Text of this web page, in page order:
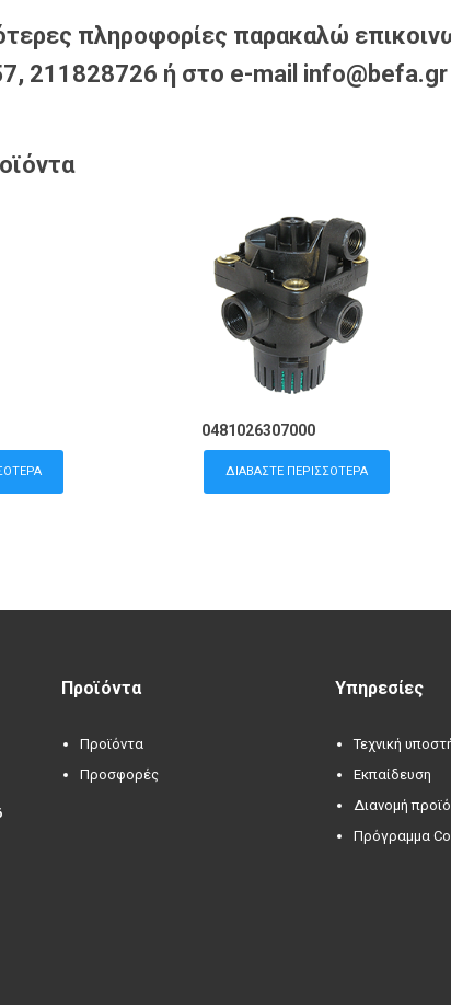
πληροφορίες παρακαλώ
211828726 ή στο e-mail info@befa.gr
0481026307000
ΔΙΑΒΆΣΤΕ ΠΕΡΙΣΣΌΤΕΡΑ
Προϊόντα
Προϊόντα
Προσφορές
Υπηρεσίες
Τεχνική
Εκπαίδευση
Διανομή
Πρόγραμμα